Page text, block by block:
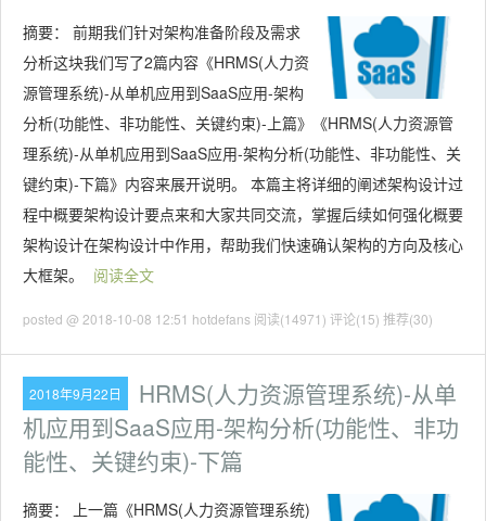
摘要： 前期我们针对架构准备阶段及需求
分析这块我们写了2篇内容《HRMS(人力资
源管理系统)-从单机应用到SaaS应用-架构
分析(功能性、非功能性、关键约束)-上篇》《HRMS(人力资源管
理系统)-从单机应用到SaaS应用-架构分析(功能性、非功能性、关
键约束)-下篇》内容来展开说明。 本篇主将详细的阐述架构设计过
程中概要架构设计要点来和大家共同交流，掌握后续如何强化概要
架构设计在架构设计中作用，帮助我们快速确认架构的方向及核心
大框架。
阅读全文
posted @ 2018-10-08 12:51 hotdefans 阅读(14971) 评论(15) 推荐(30)
2018年9月22日
HRMS(人力资源管理系统)-从单
机应用到SaaS应用-架构分析(功能性、非功
能性、关键约束)-下篇
摘要：
上一篇《HRMS(人力资源管理系统)